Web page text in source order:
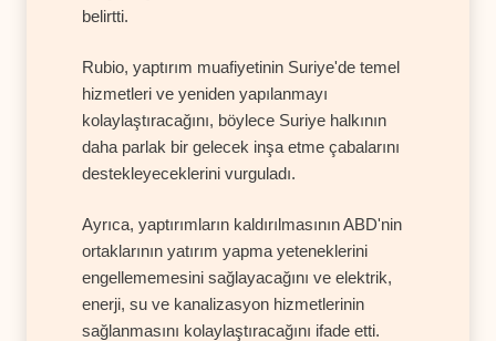
belirtti.
Rubio, yaptırım muafiyetinin Suriye'de temel
hizmetleri ve yeniden yapılanmayı
kolaylaştıracağını, böylece Suriye halkının
daha parlak bir gelecek inşa etme çabalarını
destekleyeceklerini vurguladı.
Ayrıca, yaptırımların kaldırılmasının ABD'nin
ortaklarının yatırım yapma yeteneklerini
engellememesini sağlayacağını ve elektrik,
enerji, su ve kanalizasyon hizmetlerinin
sağlanmasını kolaylaştıracağını ifade etti.